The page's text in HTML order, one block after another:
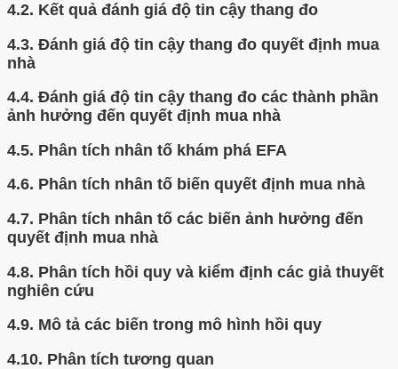
4.2. Kết quả đánh giá độ tin cậy thang đo
4.3. Đánh giá độ tin cậy thang đo quyết định mua
nhà
4.4. Đánh giá độ tin cậy thang đo các thành phần
ảnh hưởng đến quyết định mua nhà
4.5. Phân tích nhân tố khám phá EFA
4.6. Phân tích nhân tố biến quyết định mua nhà
4.7. Phân tích nhân tố các biến ảnh hưởng đến
quyết định mua nhà
4.8. Phân tích hồi quy và kiểm định các giả thuyết
nghiên cứu
4.9. Mô tả các biến trong mô hình hồi quy
4.10. Phân tích tương quan